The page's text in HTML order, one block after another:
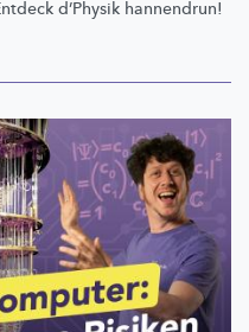
d’Physik hannendrun!